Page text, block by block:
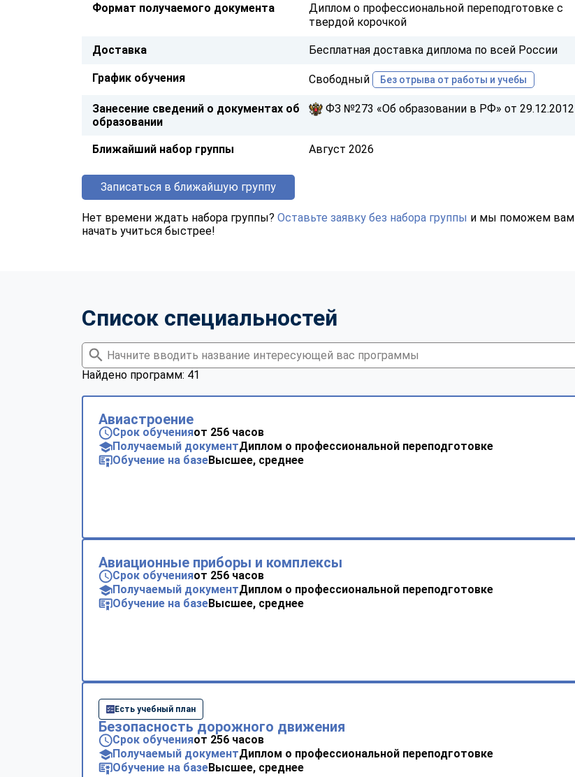
Формат получаемого документа
Диплом о профессиональной переподготовке с
твердой корочкой
Доставка Бесплатная доставка диплома по всей России
График обучения Свободный Без отрыва от работы и учебы
Занесение сведений о документах об
образовании
ФЗ №273 «Об образовании в РФ» от 29.12.2012
Ближайший набор группы Август 2026
Записаться в ближайшую группу
Нет времени ждать набора группы? Оставьте заявку без набора группы и мы поможем вам
начать учиться быстрее!
Список специальностей
Найдено программ: 41
Авиастроение
Срок обученияот 256 часов
Получаемый документДиплом о профессиональной переподготовке
Обучение на базеВысшее, среднее
Авиационные приборы и комплексы
Срок обученияот 256 часов
Получаемый документДиплом о профессиональной переподготовке
Обучение на базеВысшее, среднее
Есть учебный план
Безопасность дорожного движения
Срок обученияот 256 часов
Получаемый документДиплом о профессиональной переподготовке
Обучение на базеВысшее, среднее